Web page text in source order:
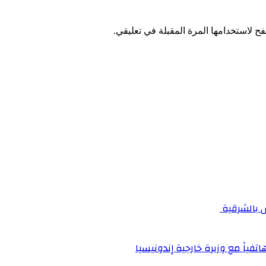
لاستخدامها المرة المقبلة في تعليقي.
مع وزيرة خارجية إندونيسيا